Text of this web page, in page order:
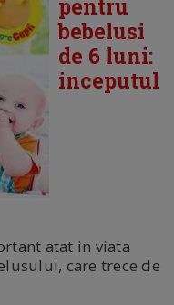
pentru
bebelusi
de 6 luni:
inceputul
atat in viata
care trece de